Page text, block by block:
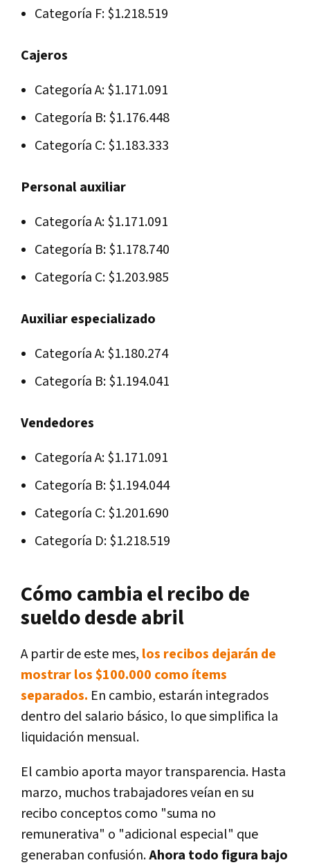
Categoría F: $1.218.519
Cajeros
Categoría A: $1.171.091
Categoría B: $1.176.448
Categoría C: $1.183.333
Personal auxiliar
Categoría A: $1.171.091
Categoría B: $1.178.740
Categoría C: $1.203.985
Auxiliar especializado
Categoría A: $1.180.274
Categoría B: $1.194.041
Vendedores
Categoría A: $1.171.091
Categoría B: $1.194.044
Categoría C: $1.201.690
Categoría D: $1.218.519
Cómo cambia el recibo de
sueldo desde abril
A partir de este mes, los recibos dejarán de
mostrar los $100.000 como ítems
separados. En cambio, estarán integrados
dentro del salario básico, lo que simplifica la
liquidación mensual.
El cambio aporta mayor transparencia. Hasta
marzo, muchos trabajadores veían en su
recibo conceptos como "suma no
remunerativa" o "adicional especial" que
generaban confusión.Ahora todo figura bajo